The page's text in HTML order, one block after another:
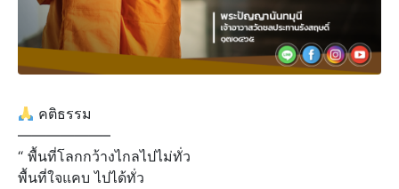
คติธรรม
——————–
“ พื้นที่โลกกว้างไกลไปไม่ทั่ว
พื้นที่ใจแคบ ไปได้ทั่ว